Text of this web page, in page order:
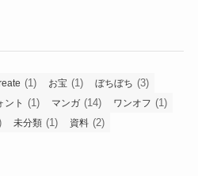
(1) お宝 (1) ぼちぼち (3)
ント (1) マンガ (14) ワンオフ (1)
未分類 (1) 資料 (2)